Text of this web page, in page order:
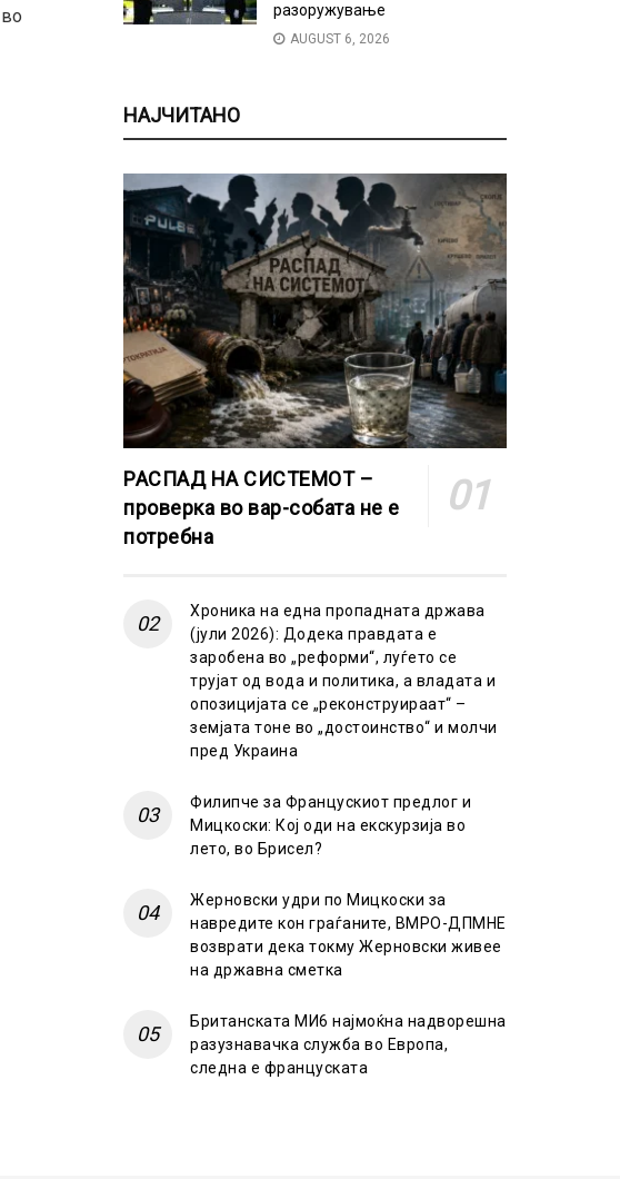
разоружување
AUGUST 6, 2026
НАЈЧИТАНО
РАСПАД НА СИСТЕМОТ –
проверка во вар-собата не е
потребна
Хроника на една пропадната држава
(јули 2026): Додека правдата е
заробена во „реформи“, луѓето се
трујат од вода и политика, а владата и
опозицијата се „реконструираат“ –
земјата тоне во „достоинство“ и молчи
пред Украина
Филипче за Францускиот предлог и
Мицкоски: Кој оди на екскурзија во
лето, во Брисел?
Жерновски удри по Мицкоски за
навредите кон граѓаните, ВМРО-ДПМНЕ
возврати дека токму Жерновски живее
на државна сметка
Британската МИ6 најмоќна надворешна
разузнавачка служба во Европа,
следна е француската